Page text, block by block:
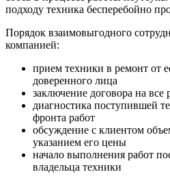
подходу техника бесперебойно
Порядок взаимовыгодного
компанией:
прием техники в ремонт от
доверенного лица
заключение договора на
диагностика поступившей
фронта работ
обсуждение с клиентом
указанием его цены
начало выполнения работ
владельца техники